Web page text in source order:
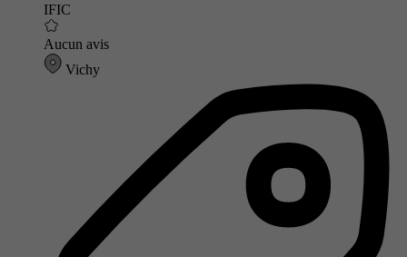
IFIC
Aucun avis
Vichy